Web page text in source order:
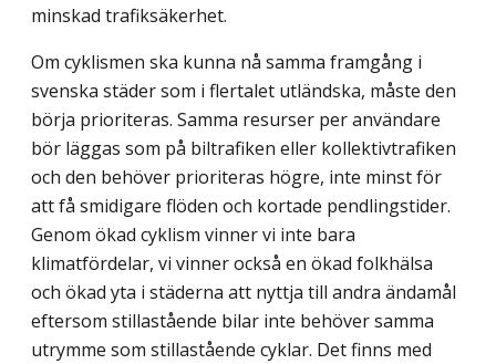
minskad trafiksäkerhet.
Om cyklismen ska kunna nå samma framgång i
svenska städer som i flertalet utländska, måste den
börja prioriteras. Samma resurser per användare
bör läggas som på biltrafiken eller kollektivtrafiken
och den behöver prioriteras högre, inte minst för
att få smidigare flöden och kortade pendlingstider.
Genom ökad cyklism vinner vi inte bara
klimatfördelar, vi vinner också en ökad folkhälsa
och ökad yta i städerna att nyttja till andra ändamål
eftersom stillastående bilar inte behöver samma
utrymme som stilla­stående cyklar. Det finns med